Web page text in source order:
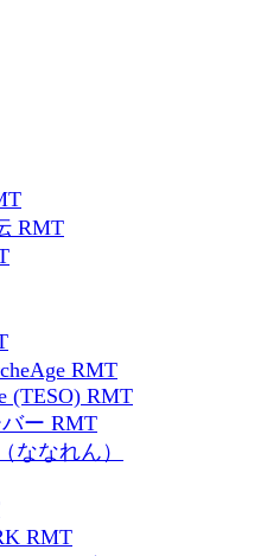
RMT
RMT
(TESO) RMT
ー RMT
ななれん）
RMT